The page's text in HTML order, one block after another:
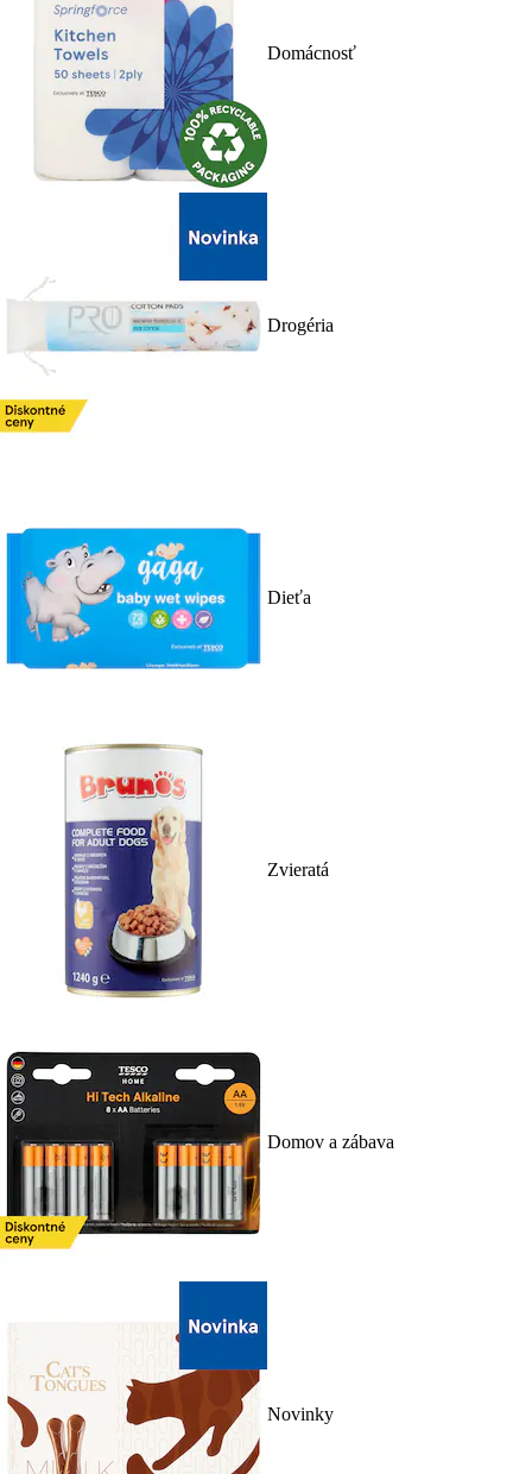
Domácnosť
Drogéria
Dieťa
Zvieratá
Domov a zábava
Novinky